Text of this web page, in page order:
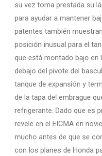
su vez toma prestada su
para ayudar a mantener
patentes también
posición inusual para el
que está montado bajo en
debajo del pivote del
tanque de expansión y
de la tapa del embrague
refrigerante. Dado que es
revele en el EICMA en
mucho antes de que se
con los planes de Honda